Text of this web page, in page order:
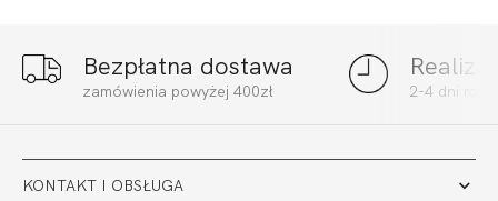
Bezpłatna dostawa
zamówienia powyżej 400zł 2-4 dni
KONTAKT I OBSŁUGA